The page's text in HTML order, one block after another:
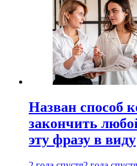
Назван способ
закончить
эту фразу в виду